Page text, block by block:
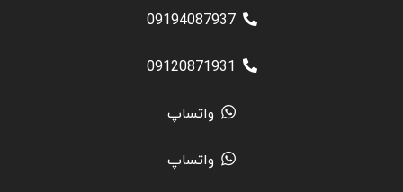
09194087937
09120871931
واتساپ
واتساپ